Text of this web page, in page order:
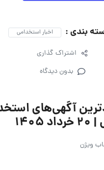
بندی : اخبار استخدامی
اشتراک گذاری
بدون دیدگاه
آگهی‌های
ویژن